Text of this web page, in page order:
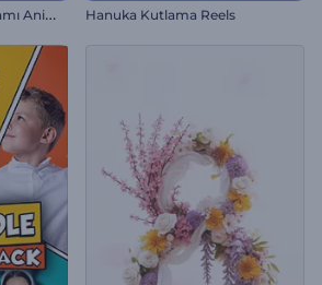
Ü
rkütücü Cadılar Bayramı Animasyonları Hanuka Kutlama Reels